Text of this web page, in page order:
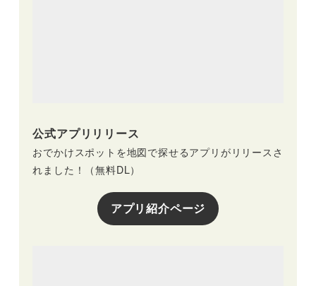
公式アプリリリース
おでかけスポットを地図で探せるアプリがリリースさ
れました！（無料DL）
アプリ紹介ページ